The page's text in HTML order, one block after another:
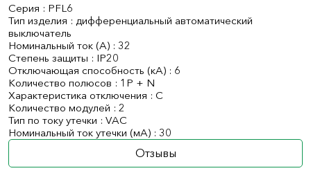
Серия : PFL6
Тип изделия : дифференциальный автоматический
выключатель
Номинальный ток (А) : 32
Степень защиты : IP20
Отключающая способность (кА) : 6
Количество полюсов : 1P + N
Характеристика отключения : C
Количество модулей : 2
Тип по току утечки : VAC
Номинальный ток утечки (мА) : 30
Отзывы